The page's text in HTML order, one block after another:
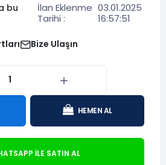
bu
İlan Eklenme
Tarihi :
03.01.2025
16:57:51
Bize Ulaşın
HEMEN AL
İLE SATIN AL